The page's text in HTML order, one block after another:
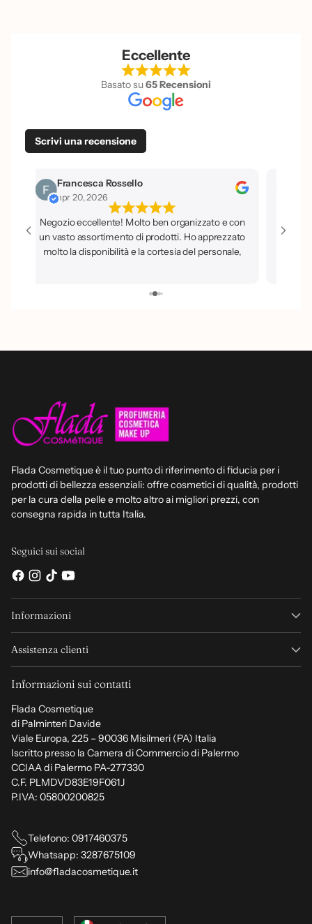
Eccellente
Basato su 65 Recensioni
Scrivi una recensione
Francesca Rossello
apr 20, 2026
Negozio eccellente! Molto ben organizzato e con
un vasto assortimento di prodotti. Ho apprezzato
molto la disponibilità e la cortesia del personale,
Flada Cosmetique è il tuo punto di riferimento di fiducia per i
prodotti di bellezza essenziali: offre cosmetici di qualità, prodotti
per la cura della pelle e molto altro ai migliori prezzi, con
consegna rapida in tutta Italia.
Seguici sui social
Informazioni
Assistenza clienti
Informazioni sui contatti
Flada Cosmetique
di Palminteri Davide
Viale Europa, 225 – 90036 Misilmeri (PA) Italia
Iscritto presso la Camera di Commercio di Palermo
CCIAA di Palermo PA-277330
C.F. PLMDVD83E19F061J
P.IVA: 05800200825
Telefono: 0917460375
Whatsapp: 3287675109
info@fladacosmetique.it